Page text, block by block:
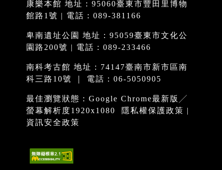
康樂本館 地址：95060臺東市豐田里博物
館路1號 | 電話：089-381166
卑南遺址公園 地址：95059臺東市文化公
園路200號 | 電話：089-233466
南科考古館 地址：74147臺南市新市區南
科三路10號 ｜ 電話：06-5050905
最佳瀏覽狀態：Google Chrome最新版╱
螢幕解析度1920x1080
隱私權保護政策 |
資訊安全政策